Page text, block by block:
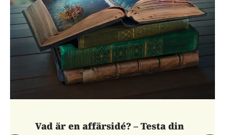
Hur bokför du personalfesten?